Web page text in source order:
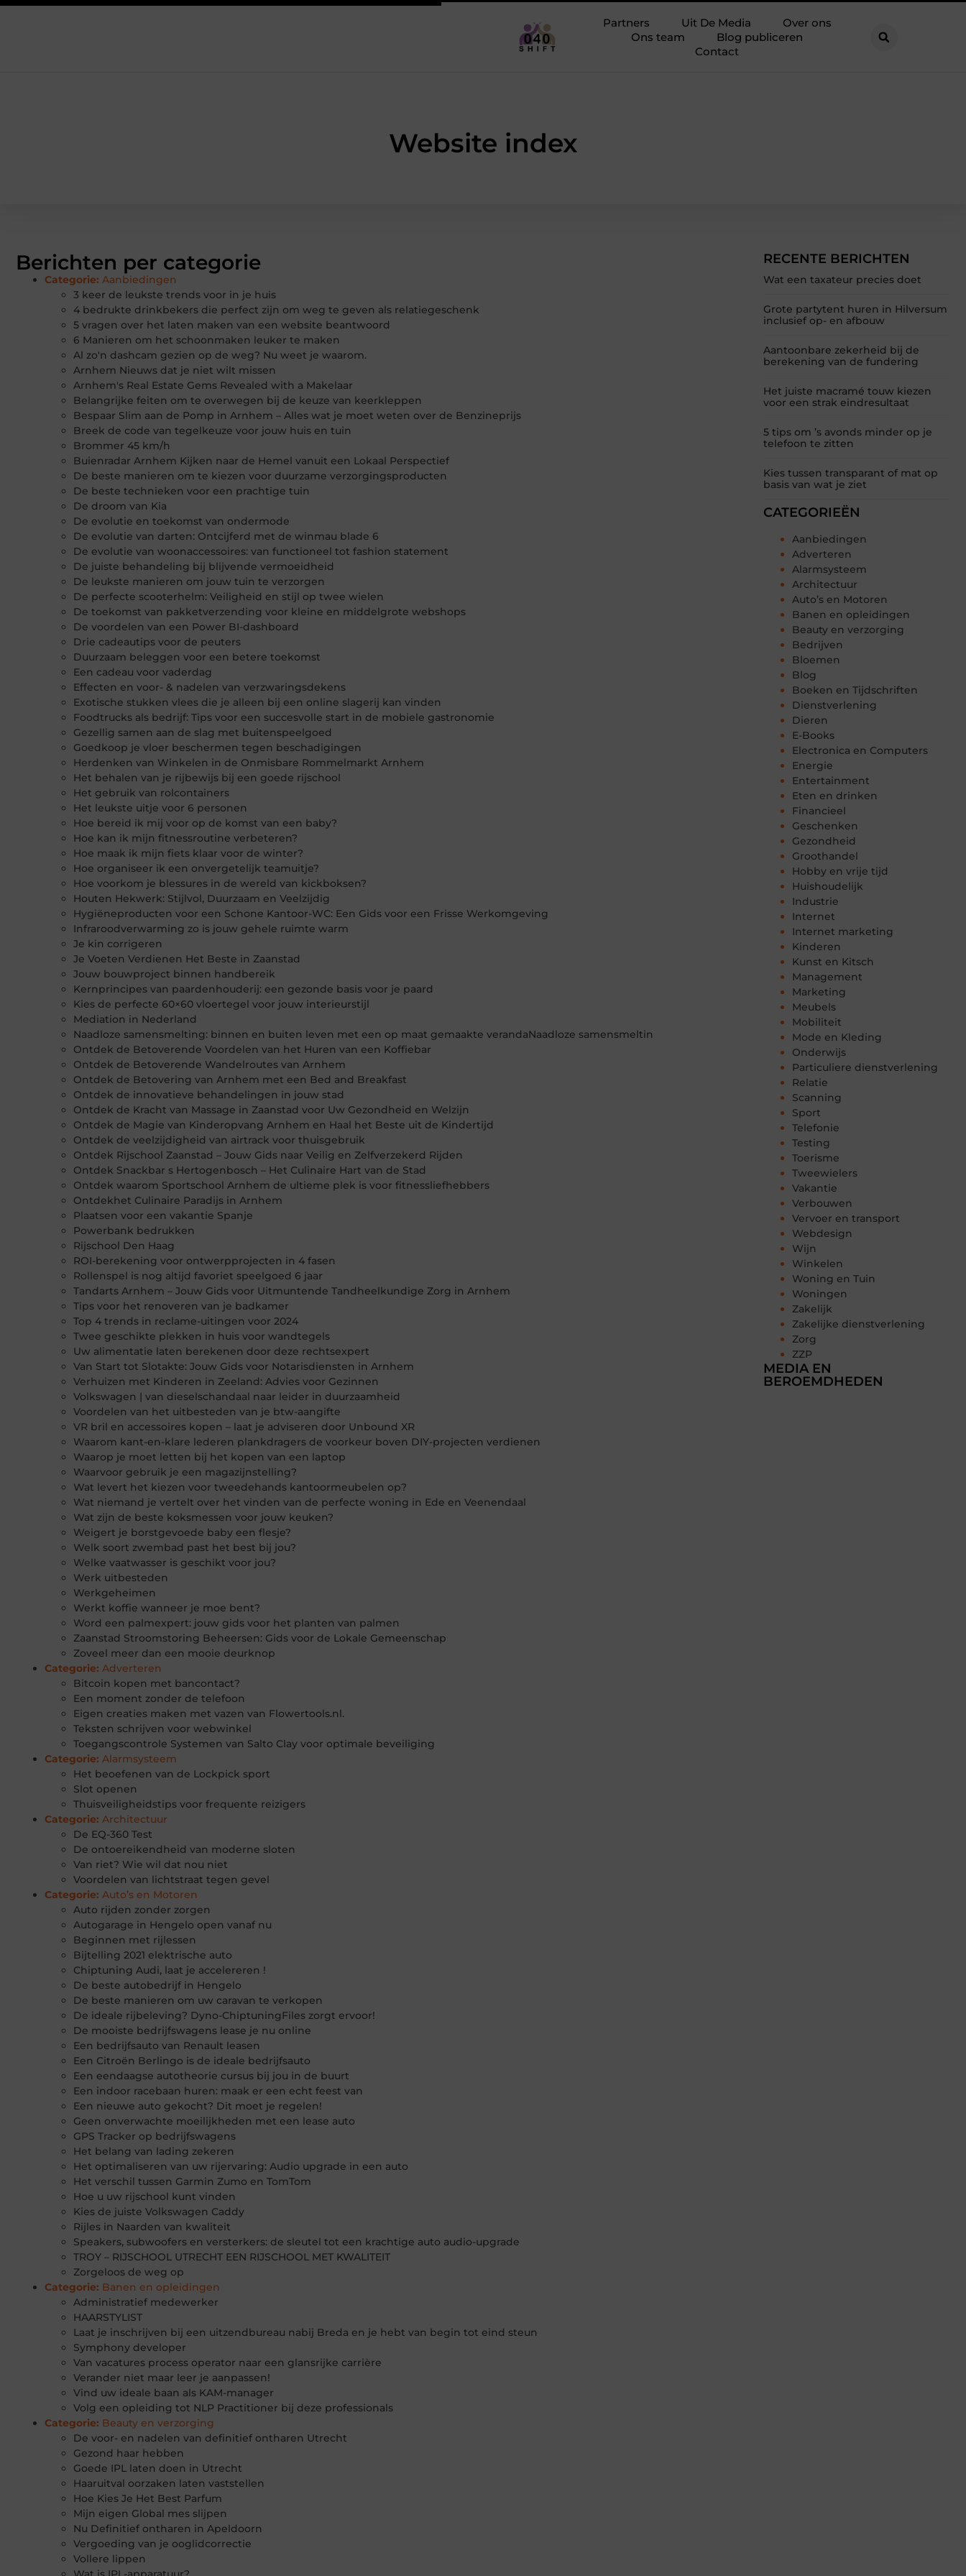
Partners Uit De Media
Over ons
Ons team
Blog publiceren
Contact
Website index
RECENTE BERICHTEN
Wat een taxateur precies doet
Grote partytent huren in Hilversum
inclusief op- en afbouw
Aantoonbare zekerheid bij de
berekening van de fundering
Het juiste macramé touw kiezen
voor een strak eindresultaat
5 tips om ’s avonds minder op je
telefoon te zitten
Kies tussen transparant of mat op
basis van wat je ziet
CATEGORIEËN
Aanbiedingen
Adverteren
Alarmsysteem
Architectuur
Auto’s en Motoren
Banen en opleidingen
Beauty en verzorging
Bedrijven
Bloemen
Blog
Boeken en Tijdschriften
Dienstverlening
Dieren
E-Books
Electronica en Computers
Energie
Entertainment
Eten en drinken
Financieel
Geschenken
Gezondheid
Groothandel
Hobby en vrije tijd
Huishoudelijk
Industrie
Internet
Internet marketing
Kinderen
Kunst en Kitsch
Management
Marketing
Meubels
Mobiliteit
Mode en Kleding
Onderwijs
Particuliere dienstverlening
Relatie
Scanning
Sport
Telefonie
Testing
Toerisme
Tweewielers
Vakantie
Verbouwen
Vervoer en transport
Webdesign
Wijn
Winkelen
Woning en Tuin
Woningen
Zakelijk
Zakelijke dienstverlening
Zorg
ZZP
MEDIA EN
BEROEMDHEDEN
Berichten per categorie
Categorie: Aanbiedingen
3 keer de leukste trends voor in je huis
4 bedrukte drinkbekers die perfect zijn om weg te geven als relatiegeschenk
5 vragen over het laten maken van een website beantwoord
6 Manieren om het schoonmaken leuker te maken
Al zo'n dashcam gezien op de weg? Nu weet je waarom.
Arnhem Nieuws dat je niet wilt missen
Arnhem's Real Estate Gems Revealed with a Makelaar
Belangrijke feiten om te overwegen bij de keuze van keerkleppen
Bespaar Slim aan de Pomp in Arnhem – Alles wat je moet weten over de Benzineprijs
Breek de code van tegelkeuze voor jouw huis en tuin
Brommer 45 km/h
Buienradar Arnhem Kijken naar de Hemel vanuit een Lokaal Perspectief
De beste manieren om te kiezen voor duurzame verzorgingsproducten
De beste technieken voor een prachtige tuin
De droom van Kia
De evolutie en toekomst van ondermode
De evolutie van darten: Ontcijferd met de winmau blade 6
De evolutie van woonaccessoires: van functioneel tot fashion statement
De juiste behandeling bij blijvende vermoeidheid
De leukste manieren om jouw tuin te verzorgen
De perfecte scooterhelm: Veiligheid en stijl op twee wielen
De toekomst van pakketverzending voor kleine en middelgrote webshops
De voordelen van een Power BI-dashboard
Drie cadeautips voor de peuters
Duurzaam beleggen voor een betere toekomst
Een cadeau voor vaderdag
Effecten en voor- & nadelen van verzwaringsdekens
Exotische stukken vlees die je alleen bij een online slagerij kan vinden
Foodtrucks als bedrijf: Tips voor een succesvolle start in de mobiele gastronomie
Gezellig samen aan de slag met buitenspeelgoed
Goedkoop je vloer beschermen tegen beschadigingen
Herdenken van Winkelen in de Onmisbare Rommelmarkt Arnhem
Het behalen van je rijbewijs bij een goede rijschool
Het gebruik van rolcontainers
Het leukste uitje voor 6 personen
Hoe bereid ik mij voor op de komst van een baby?
Hoe kan ik mijn fitnessroutine verbeteren?
Hoe maak ik mijn fiets klaar voor de winter?
Hoe organiseer ik een onvergetelijk teamuitje?
Hoe voorkom je blessures in de wereld van kickboksen?
Houten Hekwerk: Stijlvol, Duurzaam en Veelzijdig
Hygiëneproducten voor een Schone Kantoor-WC: Een Gids voor een Frisse Werkomgeving
Infraroodverwarming zo is jouw gehele ruimte warm
Je kin corrigeren
Je Voeten Verdienen Het Beste in Zaanstad
Jouw bouwproject binnen handbereik
Kernprincipes van paardenhouderij: een gezonde basis voor je paard
Kies de perfecte 60×60 vloertegel voor jouw interieurstijl
Mediation in Nederland
Naadloze samensmelting: binnen en buiten leven met een op maat gemaakte verandaNaadloze samensmeltin
Ontdek de Betoverende Voordelen van het Huren van een Koffiebar
Ontdek de Betoverende Wandelroutes van Arnhem
Ontdek de Betovering van Arnhem met een Bed and Breakfast
Ontdek de innovatieve behandelingen in jouw stad
Ontdek de Kracht van Massage in Zaanstad voor Uw Gezondheid en Welzijn
Ontdek de Magie van Kinderopvang Arnhem en Haal het Beste uit de Kindertijd
Ontdek de veelzijdigheid van airtrack voor thuisgebruik
Ontdek Rijschool Zaanstad – Jouw Gids naar Veilig en Zelfverzekerd Rijden
Ontdek Snackbar s Hertogenbosch – Het Culinaire Hart van de Stad
Ontdek waarom Sportschool Arnhem de ultieme plek is voor fitnessliefhebbers
Ontdekhet Culinaire Paradijs in Arnhem
Plaatsen voor een vakantie Spanje
Powerbank bedrukken
Rijschool Den Haag
ROI-berekening voor ontwerpprojecten in 4 fasen
Rollenspel is nog altijd favoriet speelgoed 6 jaar
Tandarts Arnhem – Jouw Gids voor Uitmuntende Tandheelkundige Zorg in Arnhem
Tips voor het renoveren van je badkamer
Top 4 trends in reclame-uitingen voor 2024
Twee geschikte plekken in huis voor wandtegels
Uw alimentatie laten berekenen door deze rechtsexpert
Van Start tot Slotakte: Jouw Gids voor Notarisdiensten in Arnhem
Verhuizen met Kinderen in Zeeland: Advies voor Gezinnen
Volkswagen | van dieselschandaal naar leider in duurzaamheid
Voordelen van het uitbesteden van je btw-aangifte
VR bril en accessoires kopen – laat je adviseren door Unbound XR
Waarom kant-en-klare lederen plankdragers de voorkeur boven DIY-projecten verdienen
Waarop je moet letten bij het kopen van een laptop
Waarvoor gebruik je een magazijnstelling?
Wat levert het kiezen voor tweedehands kantoormeubelen op?
Wat niemand je vertelt over het vinden van de perfecte woning in Ede en Veenendaal
Wat zijn de beste koksmessen voor jouw keuken?
Weigert je borstgevoede baby een flesje?
Welk soort zwembad past het best bij jou?
Welke vaatwasser is geschikt voor jou?
Werk uitbesteden
Werkgeheimen
Werkt koffie wanneer je moe bent?
Word een palmexpert: jouw gids voor het planten van palmen
Zaanstad Stroomstoring Beheersen: Gids voor de Lokale Gemeenschap
Zoveel meer dan een mooie deurknop
Categorie: Adverteren
Bitcoin kopen met bancontact?
Een moment zonder de telefoon
Eigen creaties maken met vazen van Flowertools.nl.
Teksten schrijven voor webwinkel
Toegangscontrole Systemen van Salto Clay voor optimale beveiliging
Categorie: Alarmsysteem
Het beoefenen van de Lockpick sport
Slot openen
Thuisveiligheidstips voor frequente reizigers
Categorie: Architectuur
De EQ-360 Test
De ontoereikendheid van moderne sloten
Van riet? Wie wil dat nou niet
Voordelen van lichtstraat tegen gevel
Categorie: Auto’s en Motoren
Auto rijden zonder zorgen
Autogarage in Hengelo open vanaf nu
Beginnen met rijlessen
Bijtelling 2021 elektrische auto
Chiptuning Audi, laat je accelereren !
De beste autobedrijf in Hengelo
De beste manieren om uw caravan te verkopen
De ideale rijbeleving? Dyno-ChiptuningFiles zorgt ervoor!
De mooiste bedrijfswagens lease je nu online
Een bedrijfsauto van Renault leasen
Een Citroën Berlingo is de ideale bedrijfsauto
Een eendaagse autotheorie cursus bij jou in de buurt
Een indoor racebaan huren: maak er een echt feest van
Een nieuwe auto gekocht? Dit moet je regelen!
Geen onverwachte moeilijkheden met een lease auto
GPS Tracker op bedrijfswagens
Het belang van lading zekeren
Het optimaliseren van uw rijervaring: Audio upgrade in een auto
Het verschil tussen Garmin Zumo en TomTom
Hoe u uw rijschool kunt vinden
Kies de juiste Volkswagen Caddy
Rijles in Naarden van kwaliteit
Speakers, subwoofers en versterkers: de sleutel tot een krachtige auto audio-upgrade
TROY – RIJSCHOOL UTRECHT EEN RIJSCHOOL MET KWALITEIT
Zorgeloos de weg op
Categorie: Banen en opleidingen
Administratief medewerker
HAARSTYLIST
Laat je inschrijven bij een uitzendbureau nabij Breda en je hebt van begin tot eind steun
Symphony developer
Van vacatures process operator naar een glansrijke carrière
Verander niet maar leer je aanpassen!
Vind uw ideale baan als KAM-manager
Volg een opleiding tot NLP Practitioner bij deze professionals
Categorie: Beauty en verzorging
De voor- en nadelen van definitief ontharen Utrecht
Gezond haar hebben
Goede IPL laten doen in Utrecht
Haaruitval oorzaken laten vaststellen
Hoe Kies Je Het Best Parfum
Mijn eigen Global mes slijpen
Nu Definitief ontharen in Apeldoorn
Vergoeding van je ooglidcorrectie
Vollere lippen